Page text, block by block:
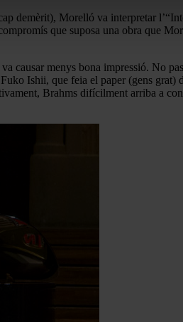
demèrit), Morelló va interpretar
que suposa una obra que
va causar menys bona impressió. No
Ishii, que feia el paper (gens grat)
Brahms difícilment arriba a